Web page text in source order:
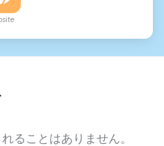
ることはありません。